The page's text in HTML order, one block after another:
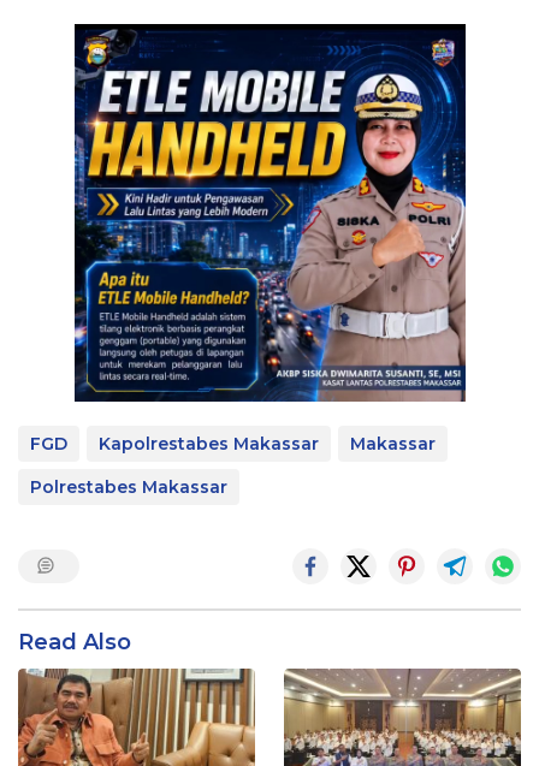
FGD Kapolrestabes Makassar
Makassar
Polrestabes Makassar
Read Also